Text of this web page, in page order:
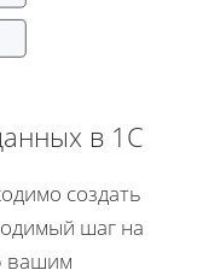
в 1С
создать
шаг на
вашим